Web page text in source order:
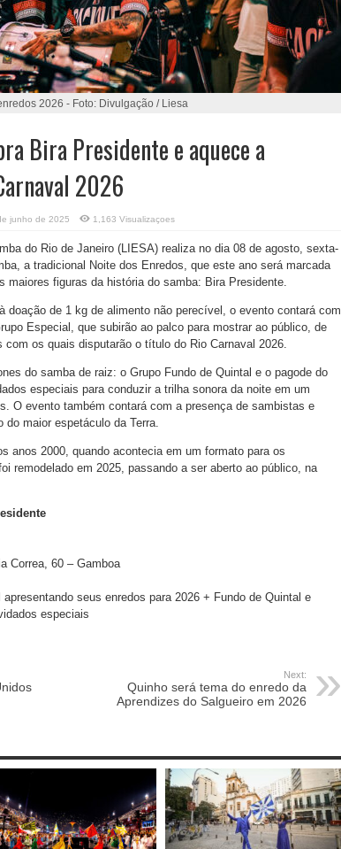
2026 - Foto: Divulgação / Liesa
Bira Presidente e aquece a
2026
junho de 2025 1,163 Visualizaçoes
do Rio de Janeiro (LIESA) realiza no dia 08 de agosto, sexta-
a tradicional Noite dos Enredos, que este ano será marcada
maiores figuras da história do samba: Bira Presidente.
doação de 1 kg de alimento não perecível, o evento contará com
Especial, que subirão ao palco para mostrar ao público, de
os quais disputarão o título do Rio Carnaval 2026.
do samba de raiz: o Grupo Fundo de Quintal e o pagode do
especiais para conduzir a trilha sonora da noite em um
O evento também contará com a presença de sambistas e
do maior espetáculo da Terra.
anos 2000, quando acontecia em um formato para os
remodelado em 2025, passando a ser aberto ao público, na
Correa, 60 – Gamboa
seus enredos para 2026 + Fundo de Quintal e
especiais
Next:
Quinho será tema do enredo da
Aprendizes do Salgueiro em 2026